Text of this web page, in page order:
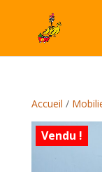
Accueil /
Vendu !